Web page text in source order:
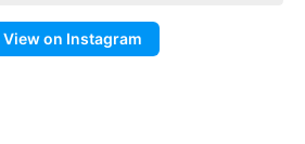
View on Instagram